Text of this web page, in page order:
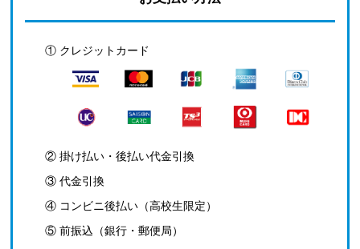
① クレジットカード
② 掛け払い・後払い代金引換
③ 代金引換
④ コンビニ後払い（高校生限定）
⑤ 前振込（銀行・郵便局）